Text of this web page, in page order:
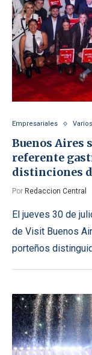
Empresariales Varios
Buenos Aires
referente
distinciones
Por Redaccion Central
El jueves 30 de
de Visit Buenos
porteños